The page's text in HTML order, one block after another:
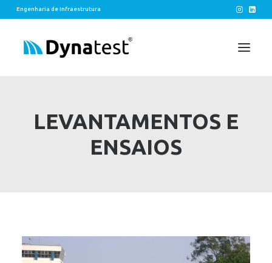
Engenharia de Infraestrutura
EIXOSLEVANTAMENTOS E
ENSAIOS